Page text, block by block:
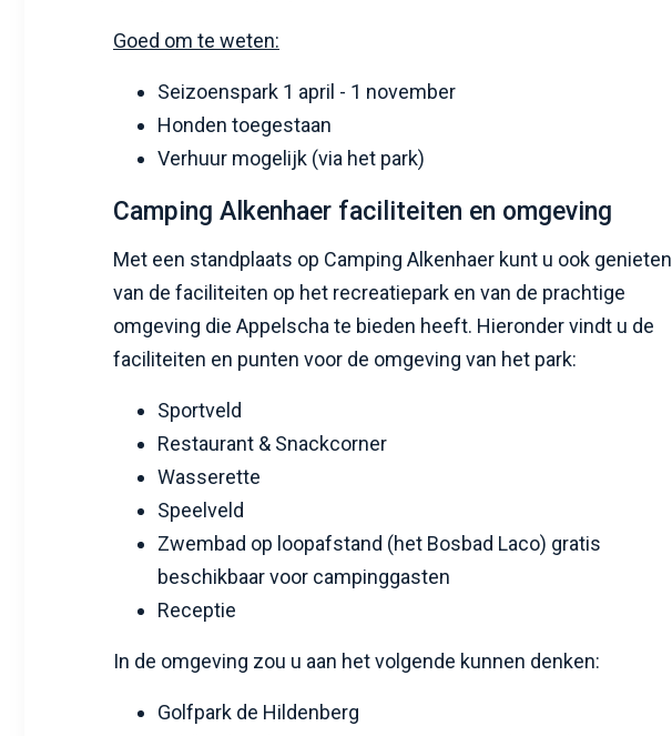
Goed om te weten:
Seizoenspark 1 april - 1 november
Honden toegestaan
Verhuur mogelijk (via het park)
Camping Alkenhaer faciliteiten en omgeving
Met een standplaats op Camping Alkenhaer kunt u ook genieten
van de faciliteiten op het recreatiepark en van de prachtige
omgeving die Appelscha te bieden heeft. Hieronder vindt u de
faciliteiten en punten voor de omgeving van het park:
Sportveld
Restaurant & Snackcorner
Wasserette
Speelveld
Zwembad op loopafstand (het Bosbad Laco) gratis
beschikbaar voor campinggasten
Receptie
In de omgeving zou u aan het volgende kunnen denken:
Golfpark de Hildenberg